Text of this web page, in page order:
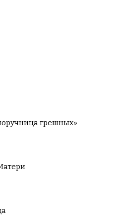
грешных»